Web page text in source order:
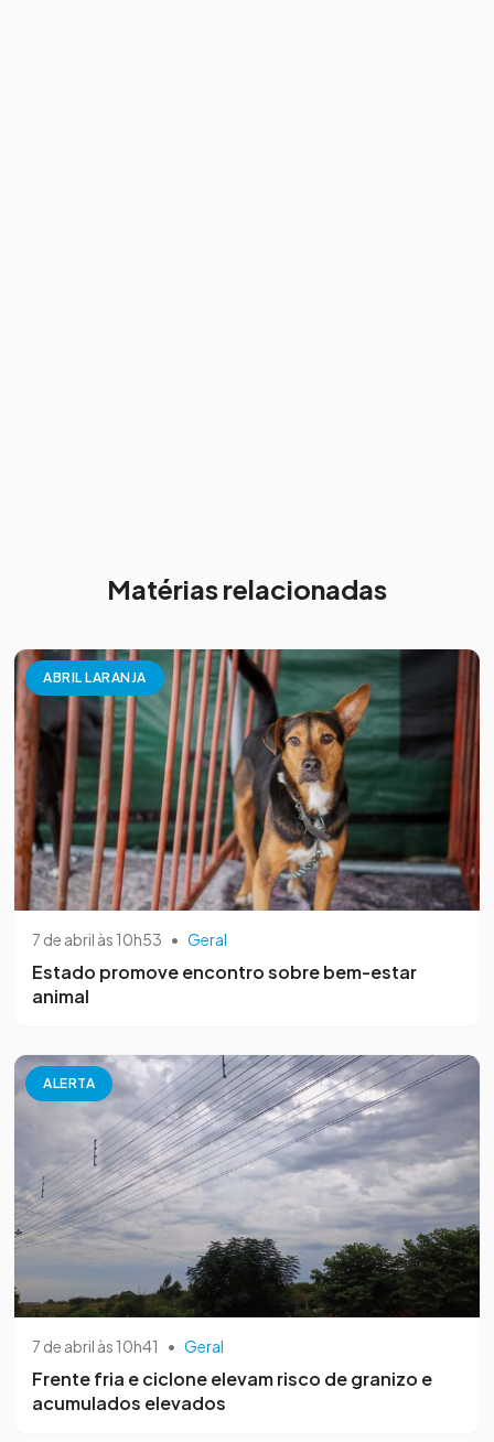
Matérias relacionadas
ABRIL LARANJA
7 de abril às 10h53 • Geral
Estado promove encontro sobre bem-estar
animal
ALERTA
7 de abril às 10h41 • Geral
Frente fria e ciclone elevam risco de granizo e
acumulados elevados